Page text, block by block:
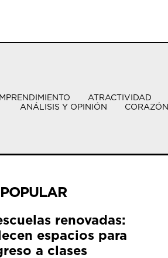
ATRACTIVIDAD
ANÁLISIS Y OPINIÓN
renovadas:
espacios para
a clases